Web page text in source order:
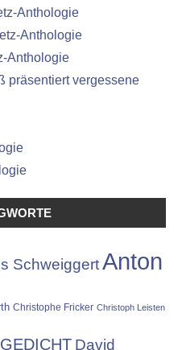
Anthologie
Anthologie
Anthologie
präsentiert vergessene
SchweiggertAnton
Christophe Fricker Christoph Leisten
David